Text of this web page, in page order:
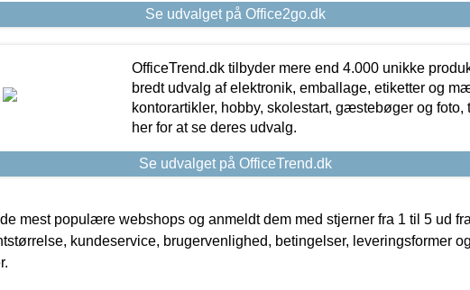
Se udvalget på Office2go.dk
OfficeTrend.dk tilbyder mere end 4.000 unikke
bredt udvalg af elektronik, emballage, etiketter og
kontorartikler, hobby, skolestart, gæstebøger og foto,
her for at se deres udvalg.
Se udvalget på OfficeTrend.dk
mest populære webshops og anmeldt dem med stjerner fra 1 til 5 ud
kundeservice, brugervenlighed, betingelser, leveringsformer og